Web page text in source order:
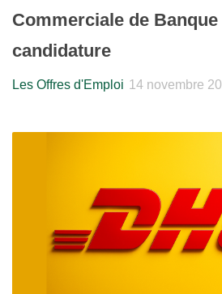
Commerciale de
candidature
Les Offres d'Emploi 14 novembre